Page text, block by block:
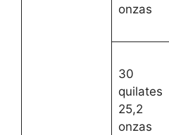
onzas
30
quilates
25,2
onzas